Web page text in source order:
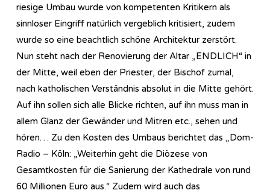
riesige Umbau wurde von kompetenten Kritikern als
sinnloser Eingriff natürlich vergeblich kritisiert, zudem
wurde so eine beachtlich schöne Architektur zerstört.
Nun steht nach der Renovierung der Altar „ENDLICH“ in
der Mitte, weil eben der Priester, der Bischof zumal,
nach katholischen Verständnis absolut in die Mitte gehört.
Auf ihn sollen sich alle Blicke richten, auf ihn muss man in
allem Glanz der Gewänder und Mitren etc., sehen und
hören… Zu den Kosten des Umbaus berichtet das „Dom-
Radio – Köln: „Weiterhin geht die Diözese von
Gesamtkosten für die Sanierung der Kathedrale von rund
60 Millionen Euro aus.“ Zudem wird auch das